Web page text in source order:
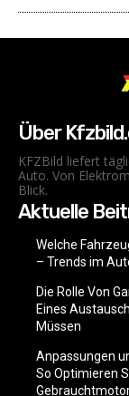
Über
KFZBild liefert
Auto. Von
Blick.
Aktuelle
Welche
– Trends im
Die Rolle Von
Eines
Müssen
Anpassungen
So Optimieren